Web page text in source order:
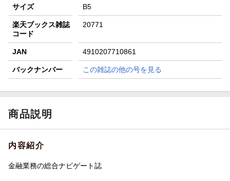
サイズ B5
楽天ブックス雑誌
コード
20771
JAN 4910207710861
バックナンバー この雑誌の他の号を見る
商品説明
内容紹介
金融業務の総合ナビゲート誌